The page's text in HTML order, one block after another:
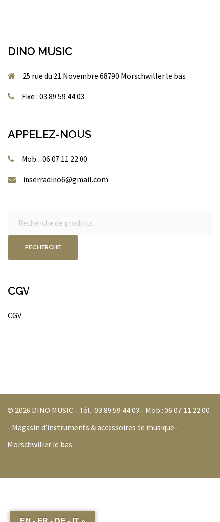
DINO MUSIC
25 rue du 21 Novembre 68790 Morschwiller le bas
Fixe : 03 89 59 44 03
APPELEZ-NOUS
Mob. : 06 07 11 22 00
inserradino6@gmail.com
RECHERCHE
CGV
CGV
© 2026 DINO MUSIC - Tél.: 03 89 59 44 03 - Mob.: 06 07 11 22 00
- Magasin d’instruments & accessoires de musique -
Morschwiller le bas